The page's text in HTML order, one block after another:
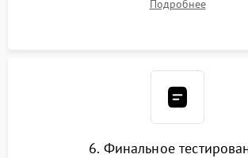
экспозамера с помощью
Подробнее
6. Финальное